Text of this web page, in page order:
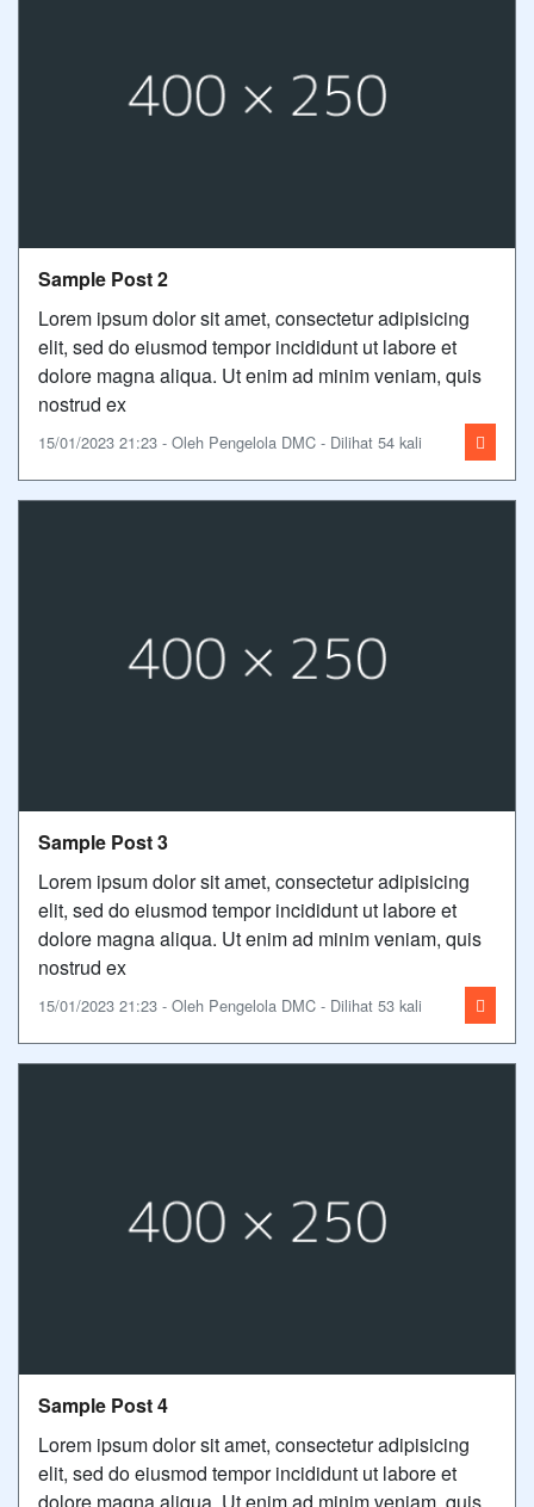
Sample Post 2
Lorem ipsum dolor sit amet, consectetur adipisicing
elit, sed do eiusmod tempor incididunt ut labore et
dolore magna aliqua. Ut enim ad minim veniam, quis
nostrud ex
15/01/2023 21:23 - Oleh Pengelola DMC - Dilihat 54 kali
Sample Post 3
Lorem ipsum dolor sit amet, consectetur adipisicing
elit, sed do eiusmod tempor incididunt ut labore et
dolore magna aliqua. Ut enim ad minim veniam, quis
nostrud ex
15/01/2023 21:23 - Oleh Pengelola DMC - Dilihat 53 kali
Sample Post 4
Lorem ipsum dolor sit amet, consectetur adipisicing
elit, sed do eiusmod tempor incididunt ut labore et